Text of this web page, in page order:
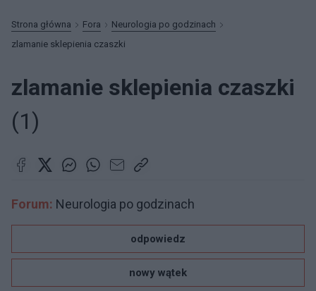
Strona główna Fora
Neurologia po godzinach
zlamanie sklepienia czaszki
zlamanie sklepienia czaszki
(1)
Forum: Neurologia po godzinach
odpowiedz
nowy wątek